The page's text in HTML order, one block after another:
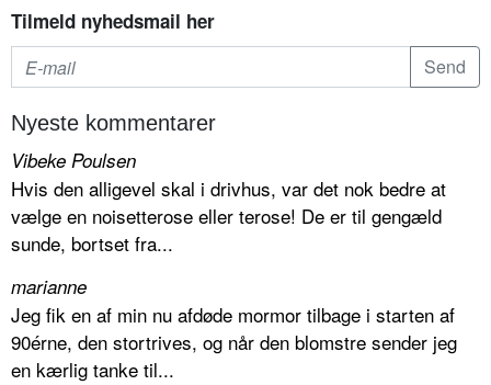
Tilmeld nyhedsmail her
Nyeste kommentarer
Vibeke Poulsen
Hvis den alligevel skal i drivhus, var det nok bedre at
vælge en noisetterose eller terose! De er til gengæld
sunde, bortset fra...
marianne
Jeg fik en af min nu afdøde mormor tilbage i starten af
90érne, den stortrives, og når den blomstre sender jeg
en kærlig tanke til...